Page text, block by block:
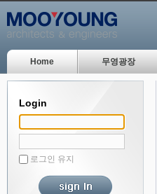
Home 무영광장
Login
로그인 유지